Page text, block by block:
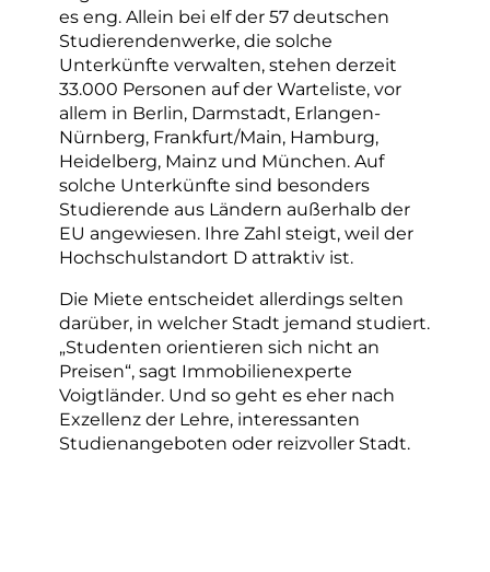
es eng. Allein bei elf der 57 deutschen
Studierendenwerke, die solche
Unterkünfte verwalten, stehen derzeit
33.000 Personen auf der Warteliste, vor
allem in Berlin, Darmstadt, Erlangen-
Nürnberg, Frankfurt/Main, Hamburg,
Heidelberg, Mainz und München. Auf
solche Unterkünfte sind besonders
Studierende aus Ländern außerhalb der
EU angewiesen. Ihre Zahl steigt, weil der
Hochschulstandort D attraktiv ist.
Die Miete entscheidet allerdings selten
darüber, in welcher Stadt jemand studiert.
„Studenten orientieren sich nicht an
Preisen“, sagt Immobilienexperte
Voigtländer. Und so geht es eher nach
Exzellenz der Lehre, interessanten
Studienangeboten oder reizvoller Stadt.